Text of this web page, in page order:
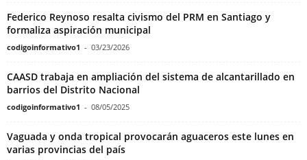
Federico Reynoso resalta civismo del PRM en Santiago y
formaliza aspiración municipal
codigoinformativo1 - 03/23/2026
CAASD trabaja en ampliación del sistema de alcantarillado en
barrios del Distrito Nacional
codigoinformativo1 - 08/05/2025
Vaguada y onda tropical provocarán aguaceros este lunes en
varias provincias del país